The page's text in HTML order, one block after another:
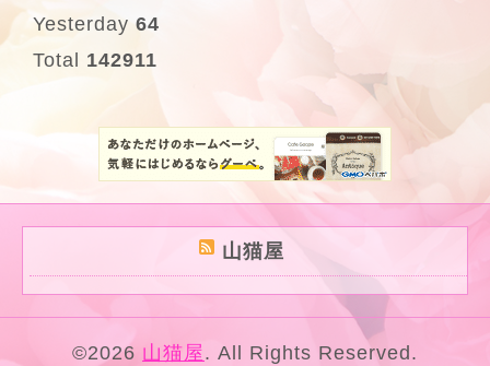
Yesterday 64
Total 142911
山猫屋
©2026 山猫屋. All Rights Reserved.